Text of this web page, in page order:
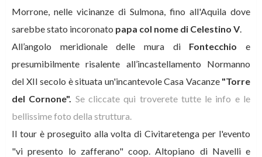
Morrone, nelle vicinanze di Sulmona, fino all'Aquila dove
sarebbe stato incoronato papa col nome di Celestino V.
All’angolo meridionale delle mura di Fontecchio e
presumibilmente risalente all’incastellamento Normanno
del XII secolo è situata un'incantevole Casa Vacanze "Torre
del Cornone". Se cliccate qui troverete tutte le info e le
bellissime foto della struttura.
Il tour è proseguito alla volta di Civitaretenga per l'evento
"vi presento lo zafferano" coop. Altopiano di Navelli e